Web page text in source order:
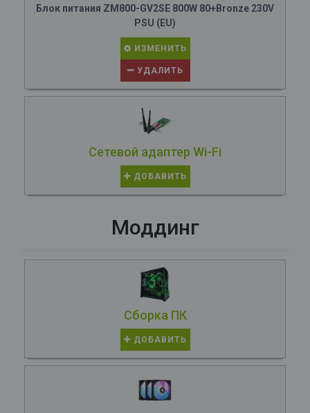
Блок питания ZM800-GV2SE 800W 80+Bronze 230V
PSU (EU)
ИЗМЕНИТЬ
УДАЛИТЬ
Сетевой адаптер Wi-Fi
ДОБАВИТЬ
Моддинг
Сборка ПК
ДОБАВИТЬ